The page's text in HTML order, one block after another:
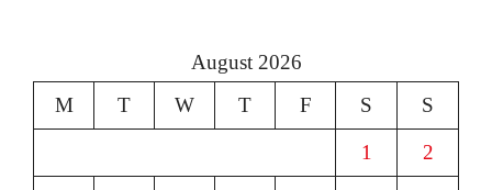
August 2026
M
T W T F S S
1 2